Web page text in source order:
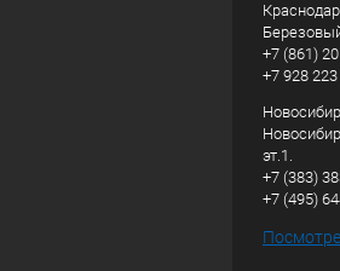
+7 (861)
+7 928
эт.1.
+7 (383)
+7 (495)